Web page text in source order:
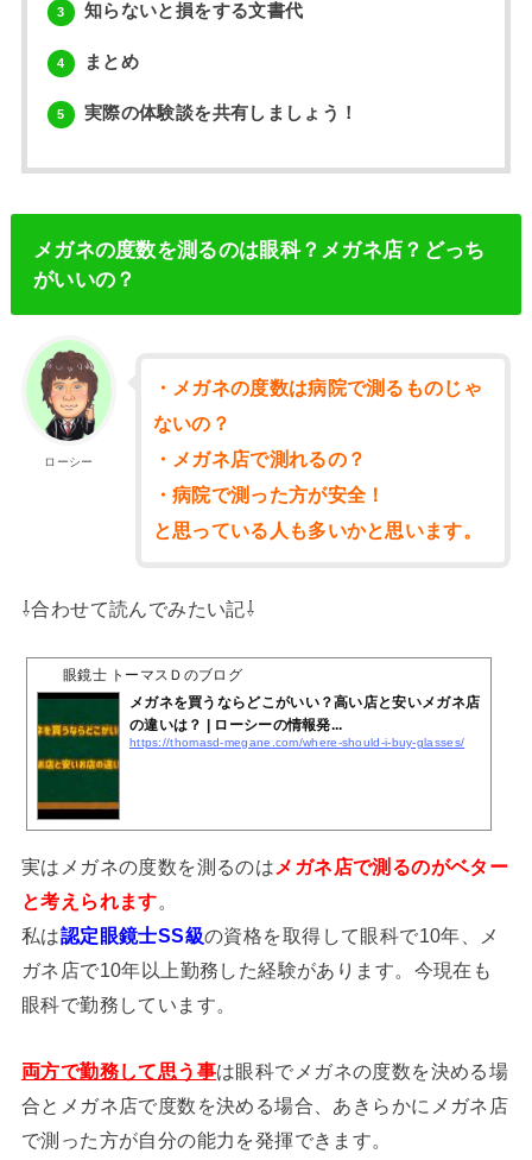
3 知らないと損をする文書代
4 まとめ
5 実際の体験談を共有しましょう！
メガネの度数を測るのは眼科？メガネ店？どっち
がいいの？
ローシー
・メガネの度数は病院で測るものじゃ
ないの？
・メガネ店で測れるの？
・病院で測った方が安全！
と思っている人も多いかと思います。
⇩合わせて読んでみたい記⇩
眼鏡士 トーマスＤのブログ
メガネを買うならどこがいい？高い店と安いメガネ店
の違いは？ | ローシーの情報発...
https://thomasd-megane.com/where-should-i-buy-glasses/
実はメガネの度数を測るのは メガネ店で測るのがベター
と考えられます。
私は認定眼鏡士SS級の資格を取得して眼科で10年、メ
ガネ店で10年以上勤務した経験があります。今現在も
眼科で勤務しています。
両方で勤務して思う事は眼科でメガネの度数を決める場
合とメガネ店で度数を決める場合、あきらかにメガネ店
で測った方が自分の能力を発揮できます。